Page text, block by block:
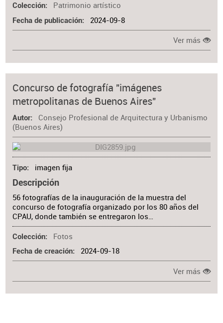
Colección Patrimonio artístico
Fecha de publicación 2024-09-8
Ver más
Concurso de fotografía "imágenes
metropolitanas de Buenos Aires"
Autor
Consejo Profesional de Arquitectura y Urbanismo
(Buenos Aires)
Tipo imagen fija
Descripción
56 fotografías de la inauguración de la muestra del
concurso de fotografía organizado por los 80 años del
CPAU, donde también se entregaron los…
Colección Fotos
Fecha de creación 2024-09-18
Ver más